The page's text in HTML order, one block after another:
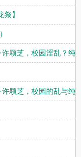
】
许颖芝，校园淫乱？纯
许颖芝，校园的乱与纯